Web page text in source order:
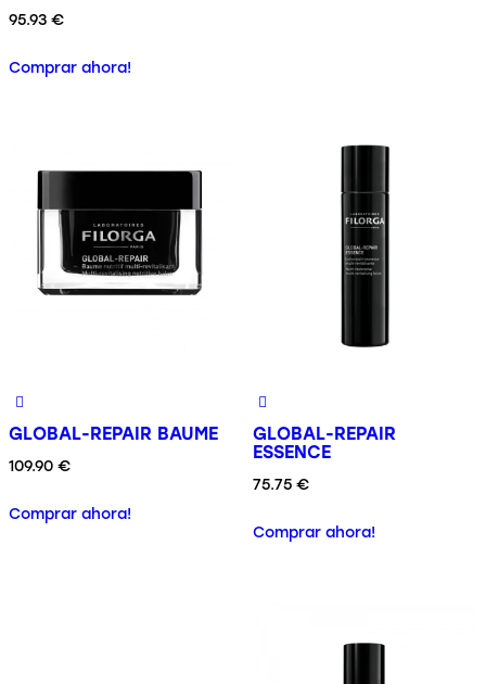
95.93 €
Comprar ahora!
GLOBAL-REPAIR BAUME
109.90 €
Comprar ahora!
GLOBAL-REPAIR
ESSENCE
75.75 €
Comprar ahora!